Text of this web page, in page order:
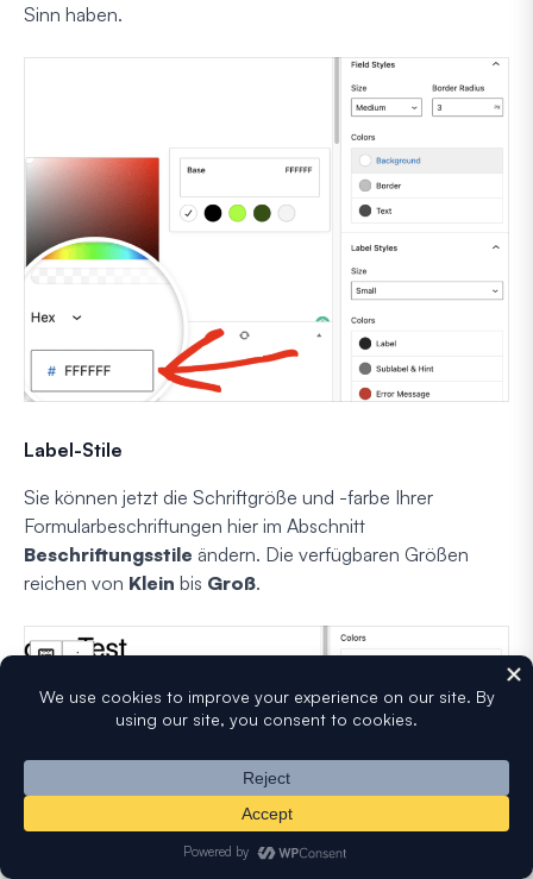
Sinn haben.
Label-Stile
Sie können jetzt die Schriftgröße und -farbe Ihrer
Formularbeschriftungen hier im Abschnitt
Beschriftungsstile ändern. Die verfügbaren Größen
reichen von Klein bis Groß.